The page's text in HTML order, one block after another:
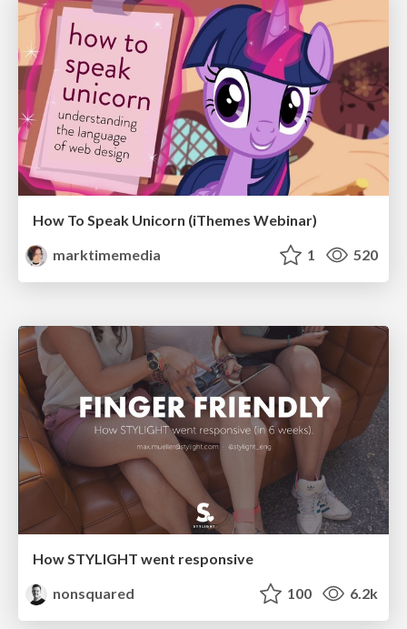
How To Speak Unicorn (iThemes Webinar)
marktimemedia
1 520
How STYLIGHT went responsive
nonsquared
100 6.2k